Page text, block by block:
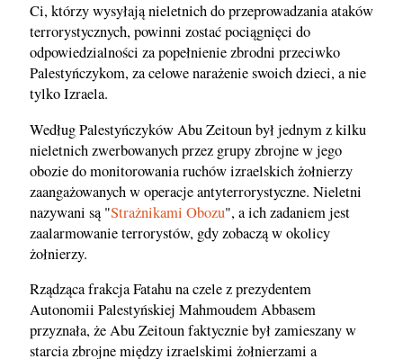
Ci, którzy wysyłają nieletnich do przeprowadzania ataków
terrorystycznych, powinni zostać pociągnięci do
odpowiedzialności za popełnienie zbrodni przeciwko
Palestyńczykom, za celowe narażenie swoich dzieci, a nie
tylko Izraela.
Według Palestyńczyków Abu Zeitoun był jednym z kilku
nieletnich zwerbowanych przez grupy zbrojne w jego
obozie do monitorowania ruchów izraelskich żołnierzy
zaangażowanych w operacje antyterrorystyczne. Nieletni
nazywani są "Strażnikami Obozu", a ich zadaniem jest
zaalarmowanie terrorystów, gdy zobaczą w okolicy
żołnierzy.
Rządząca frakcja Fatahu na czele z prezydentem
Autonomii Palestyńskiej Mahmoudem Abbasem
przyznała, że Abu Zeitoun faktycznie był zamieszany w
starcia zbrojne między izraelskimi żołnierzami a